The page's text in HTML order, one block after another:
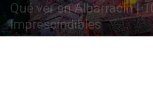
Qué ver en Albarracín |
imprescindibles